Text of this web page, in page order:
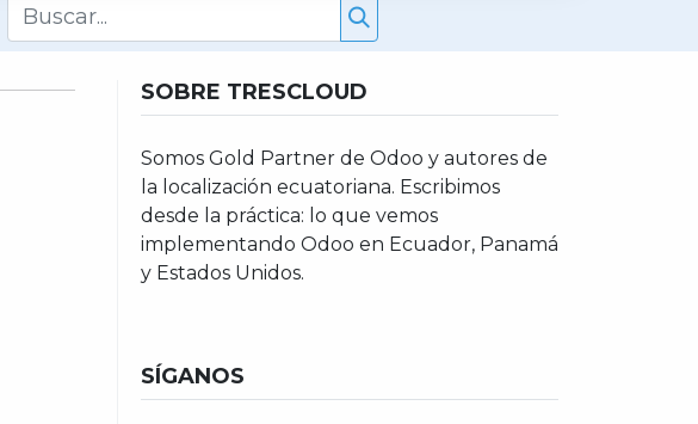
SOBRE TRESCLOUD
Somos Gold Partner de Odoo y autores de
la localización ecuatoriana. Escribimos
desde la práctica: lo que vemos
implementando Odoo en Ecuador, Panamá
y Estados Unidos.
SÍGANOS